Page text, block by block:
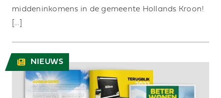
middeninkomens in de gemeente Hollands Kroon!
[…]
NIEUWS